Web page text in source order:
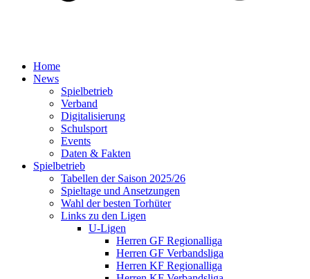
Home
News
Spielbetrieb
Verband
Digitalisierung
Schulsport
Events
Daten & Fakten
Spielbetrieb
Tabellen der Saison 2025/26
Spieltage und Ansetzungen
Wahl der besten Torhüter
Links zu den Ligen
U-Ligen
Herren GF Regionalliga
Herren GF Verbandsliga
Herren KF Regionalliga